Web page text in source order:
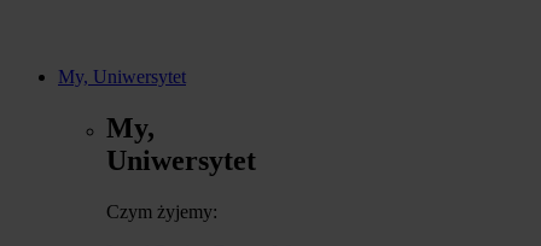
My, Uniwersytet
My,
Uniwersytet
Czym żyjemy: